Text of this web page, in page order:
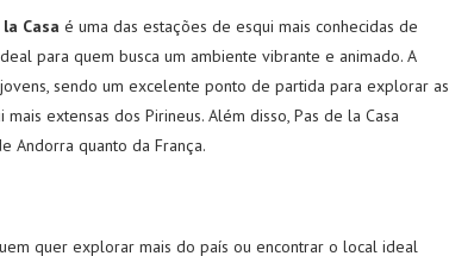
Casa é uma das estações de esqui mais conhecidas de
para quem busca um ambiente vibrante e animado. A
sendo um excelente ponto de partida para explorar as
extensas dos Pirineus. Além disso, Pas de la Casa
Andorra quanto da França.
quer explorar mais do país ou encontrar o local ideal